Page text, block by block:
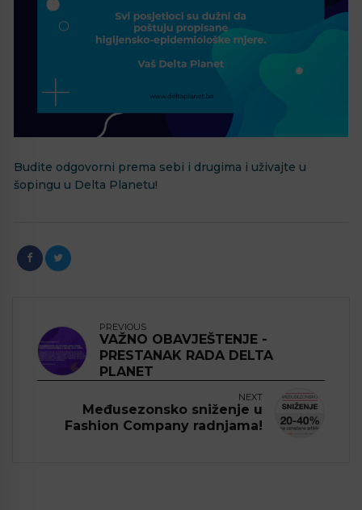
Budite odgovorni prema sebi i drugima i uživajte u
šopingu u Delta Planetu!
PREVIOUS
VAŽNO OBAVJEŠTENJE -
PRESTANAK RADA DELTA
PLANET
NEXT
Međusezonsko sniženje u
Fashion Company radnjama!